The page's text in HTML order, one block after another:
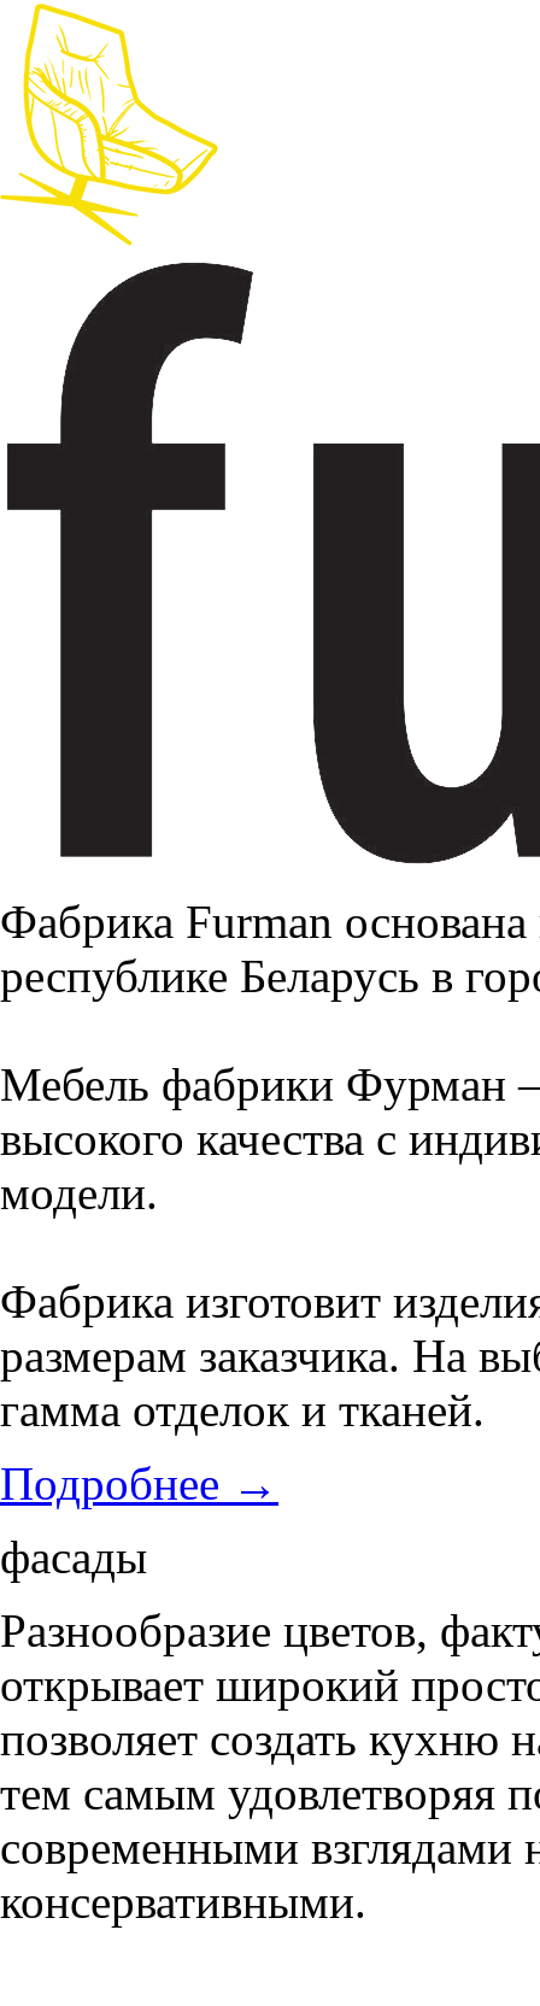
Фабрика Furman
республике Беларусь в
Мебель фабрики Фурман
высокого качества с
модели.
Фабрика изготовит
размерам заказчика. На
гамма отделок и тканей.
Подробнее →
фасады
Разнообразие цветов,
открывает широкий
позволяет создать кухню
тем самым удовлетворяя
современными взглядами
консервативными.